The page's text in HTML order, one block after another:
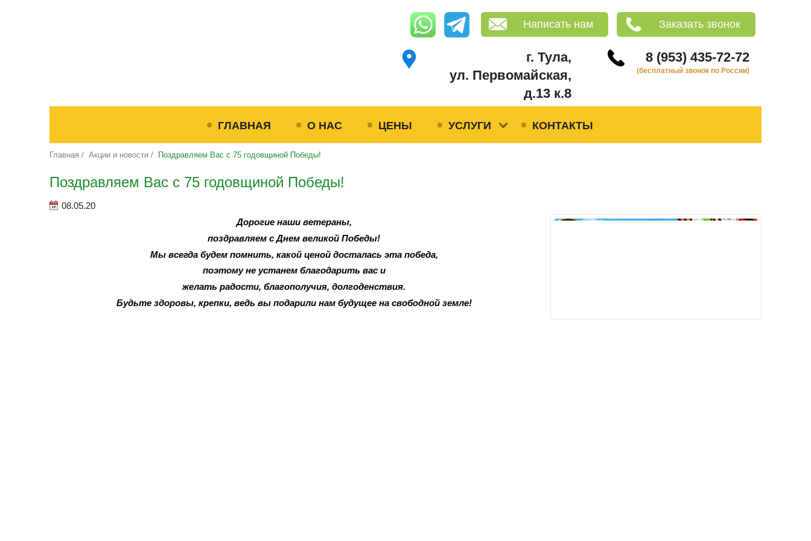
Написать нам Заказать звонок
г. Тула,
ул. Первомайская,
д.13 к.8
8 (953) 435-72-72
(бесплатный звонок по России)
ГЛАВНАЯ О НАС ЦЕНЫ УСЛУГИ КОНТАКТЫ
Главная / Акции и новости / Поздравляем Вас с 75 годовщиной Победы!
Поздравляем Вас с 75 годовщиной Победы!
08.05.20
Дорогие наши ветераны,
поздравляем с Днем великой Победы!
Мы всегда будем помнить, какой ценой досталась эта победа,
поэтому не устанем благодарить вас и
желать радости, благополучия, долгоденствия.
Будьте здоровы, крепки, ведь вы подарили нам будущее на свободной земле!